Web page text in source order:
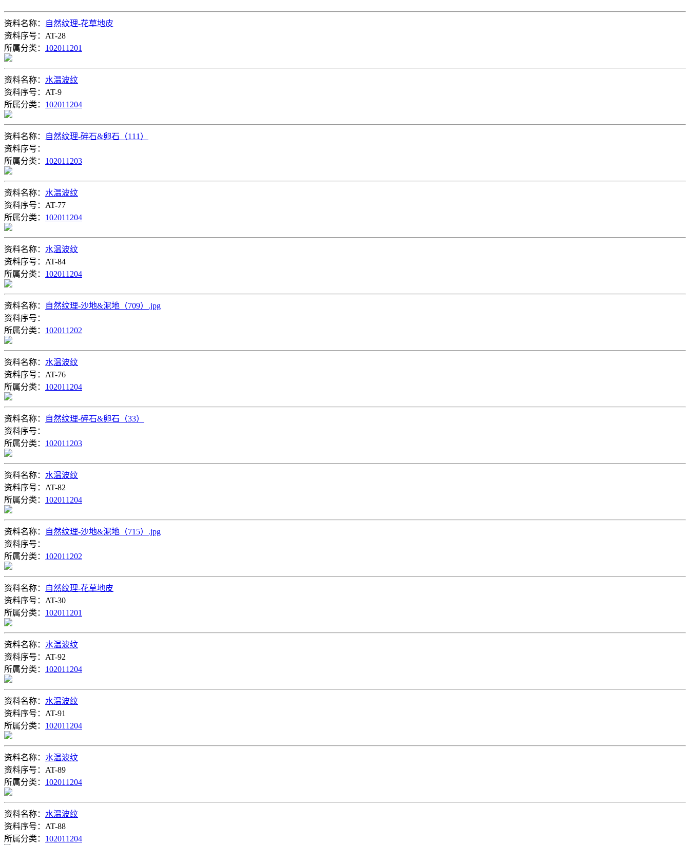
资料名称：
自然纹理-花草地皮
资料序号：AT-28
所属分类： 102011201
资料名称： 水温波纹
资料序号：AT-9
所属分类： 102011204
资料名称：
自然纹理-碎石&卵石（111）
资料序号：
所属分类： 102011203
资料名称： 水温波纹
资料序号：AT-77
所属分类： 102011204
资料名称： 水温波纹
资料序号：AT-84
所属分类： 102011204
资料名称：
自然纹理-沙地&泥地（709）.jpg
资料序号：
所属分类： 102011202
资料名称： 水温波纹
资料序号：AT-76
所属分类： 102011204
资料名称：
自然纹理-碎石&卵石（33）
资料序号：
所属分类： 102011203
资料名称： 水温波纹
资料序号：AT-82
所属分类： 102011204
资料名称：
自然纹理-沙地&泥地（715）.jpg
资料序号：
所属分类： 102011202
资料名称：
自然纹理-花草地皮
资料序号：AT-30
所属分类： 102011201
资料名称： 水温波纹
资料序号：AT-92
所属分类： 102011204
资料名称： 水温波纹
资料序号：AT-91
所属分类： 102011204
资料名称： 水温波纹
资料序号：AT-89
所属分类： 102011204
资料名称： 水温波纹
资料序号：AT-88
所属分类： 102011204